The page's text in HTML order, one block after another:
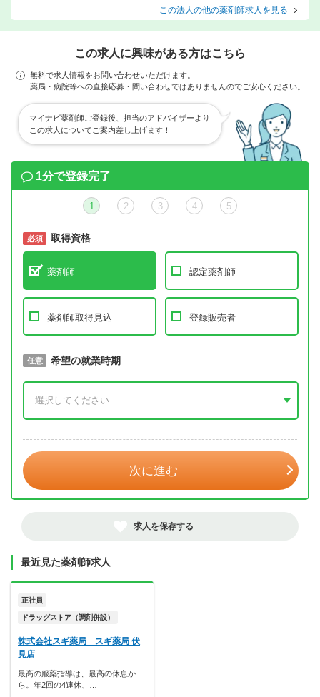
この法人の他の薬剤師求人を見る
この求人に興味がある方はこちら
無料で求人情報をお問い合わせいただけます。
薬局・病院等への直接応募・問い合わせではありませんのでご安心ください。
マイナビ薬剤師ご登録後、担当のアドバイザーより
この求人についてご案内差し上げます！
1分で登録完了
1 2 3 4 5
必須 取得資格
薬剤師 認定薬剤師
薬剤師取得見込 登録販売者
必須 取得予定年
任意 希望の就業時期
次に進む
求人を保存する
最近見た薬剤師求人
正社員
ドラッグストア（調剤併設）
株式会社スギ薬局 スギ薬局 伏
見店
最高の服薬指導は、最高の休息か
ら。年2回の4連休、…